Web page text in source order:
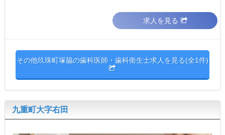
求人を見る
その他玖珠町塚脇の歯科医師・歯科衛生士求人を見る(全1件)
九重町大字右田